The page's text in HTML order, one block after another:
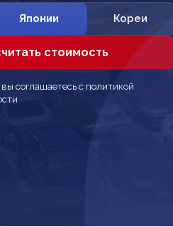
Японии Кореи
стоимость
соглашаетесь с политикой